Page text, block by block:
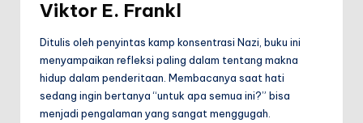
Viktor E. Frankl
Ditulis oleh penyintas kamp konsentrasi Nazi, buku ini
menyampaikan refleksi paling dalam tentang makna
hidup dalam penderitaan. Membacanya saat hati
sedang ingin bertanya “untuk apa semua ini?” bisa
menjadi pengalaman yang sangat menggugah.